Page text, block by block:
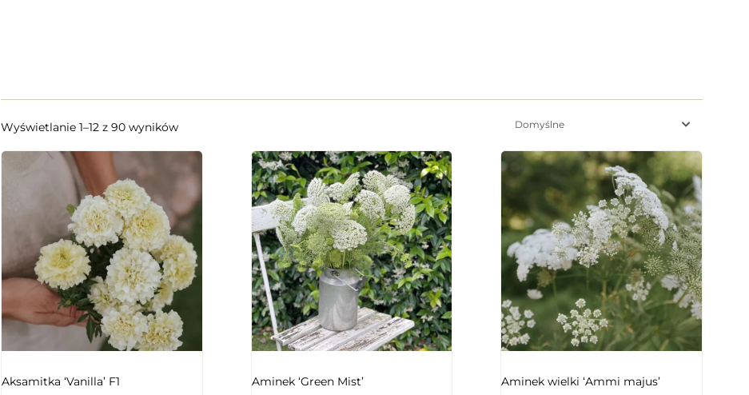
Wyświetlanie 1–12 z 90 wyników Domyślne
Aksamitka ‘Vanilla’ F1 Aminek ‘Green Mist’ Aminek wielki ‘Ammi majus’